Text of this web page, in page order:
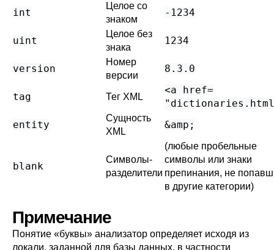
int
Целое со
знаком
-1234
uint
Целое без
знака
1234
version
Номер
версии
8.3.0
tag Тег XML
<a href=​
entity
Сущность
XML
&amp;
blank
Символы-
разделители
(любые пробельные
символы или знаки
препинания, не
в другие категории)
Примечание
Понятие «буквы» анализатор определяет исходя из
локали, заданной для базы данных, в частности